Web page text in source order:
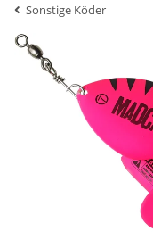
Sonstige Köder